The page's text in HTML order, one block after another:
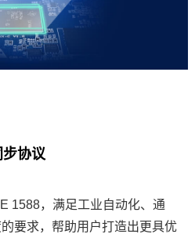
协议
1588，满足工业自动化、通
要求，帮助用户打造出更具优